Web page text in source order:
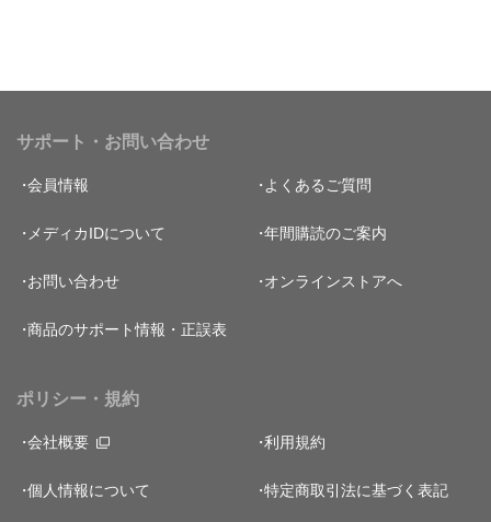
サポート・お問い合わせ
会員情報 よくあるご質問
メディカIDについて 年間購読のご案内
お問い合わせ オンラインストアへ
商品のサポート情報・正誤表
ポリシー・規約
会社概要 利用規約
個人情報について 特定商取引法に基づく表記